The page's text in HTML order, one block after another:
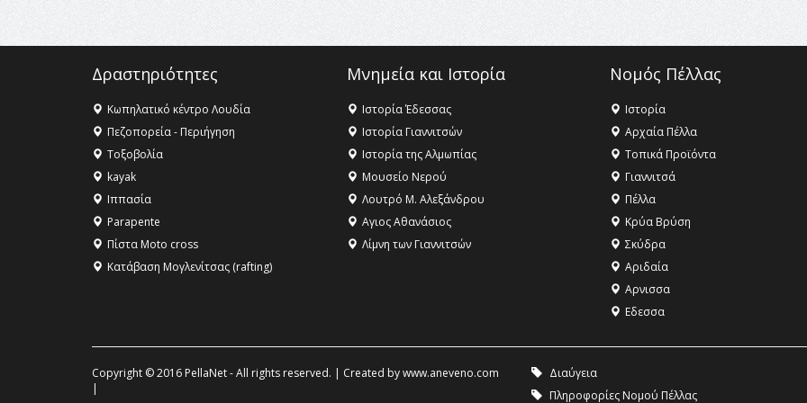
Δραστηριότητες
Κωπηλατικό κέντρο Λουδία
Πεζοπορεία - Περιήγηση
Τοξοβολία
kayak
Ιππασία
Parapente
Πίστα Moto cross
Κατάβαση Μογλενίτσας (rafting)
Μνημεία και Ιστορία
Ιστορία Έδεσσας
Ιστορία Γιαννιτσών
Ιστορία της Αλμωπίας
Μουσείο Νερού
Λουτρό Μ. Αλεξάνδρου
Αγιος Αθανάσιος
Λίμνη των Γιαννιτσών
Νομός Πέλλας
Ιστορία
Αρχαία Πέλλα
Τοπικά Προϊόντα
Γιαννιτσά
Πέλλα
Κρύα Βρύση
Σκύδρα
Αριδαία
Aρνισσα
Eδεσσα
Copyright © 2016 PellaNet - All rights reserved. | Created bywww.aneveno.com
|
Διαύγεια
Πληροφορίες Νομού Πέλλας